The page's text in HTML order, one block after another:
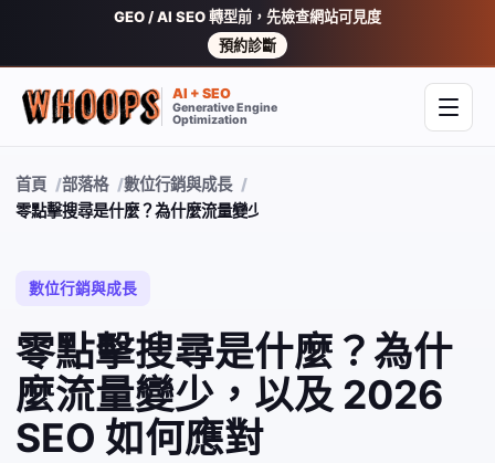
GEO / AI SEO 轉型前，先檢查網站可見度
預約診斷
AI + SEO
Generative Engine
Optimization
開啟
首頁 部落格
數位行銷與成長
零點擊搜尋是什麼？為什麼流量變少，以及 2026 SEO 如何應對
數位行銷與成長
零點擊搜尋是什麼？為什
麼流量變少，以及 2026
SEO 如何應對